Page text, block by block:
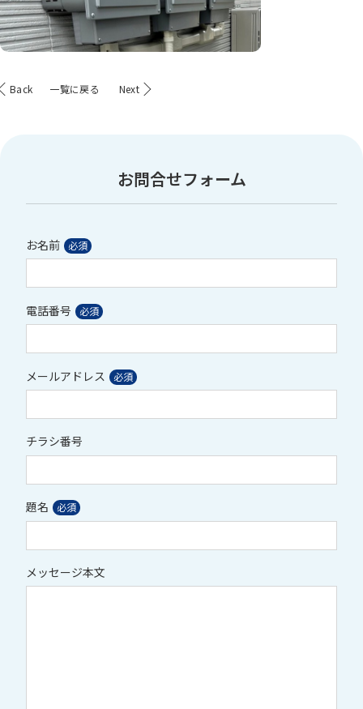
Back 一覧に戻る Next
お問合せフォーム
お名前
電話番号
メールアドレス
チラシ番号
題名
メッセージ本文